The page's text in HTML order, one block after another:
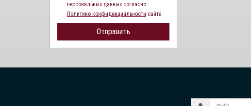
персональных данных согласно
Политике конфиденциальности сайта
Отправить